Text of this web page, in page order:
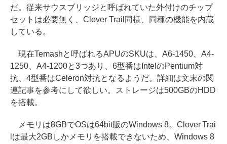
だ。従来サウスブリッジと呼ばれていた外付けのチップ
セットは必要無く、Clover Trail同様、同種の機能を内蔵
している。
現在Temashと呼ばれるAPUのSKUは、A6-1450、A4-
1250、A4-1200と3つあり、6型番はIntelのPentium対
抗、4型番はCeleron対抗となるようだ。詳細は文末の関
連記事を参考にして欲しい。ストレージは500GBのHDD
を搭載。
メモリは8GBでOSは64bit版のWindows 8。Clover Trai
lは最大2GBしかメモリを搭載できないため、Windows 8